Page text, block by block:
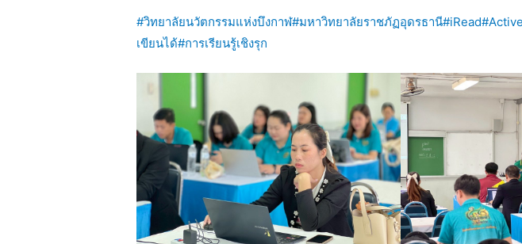
#วิทยาลัยนวัตกรรมแห่งบึงกาฬ#มหาวิทยาลัยราชภัฏอุดรธานี#iRead
เขียนได้#การเรียนรู้เชิงรุก